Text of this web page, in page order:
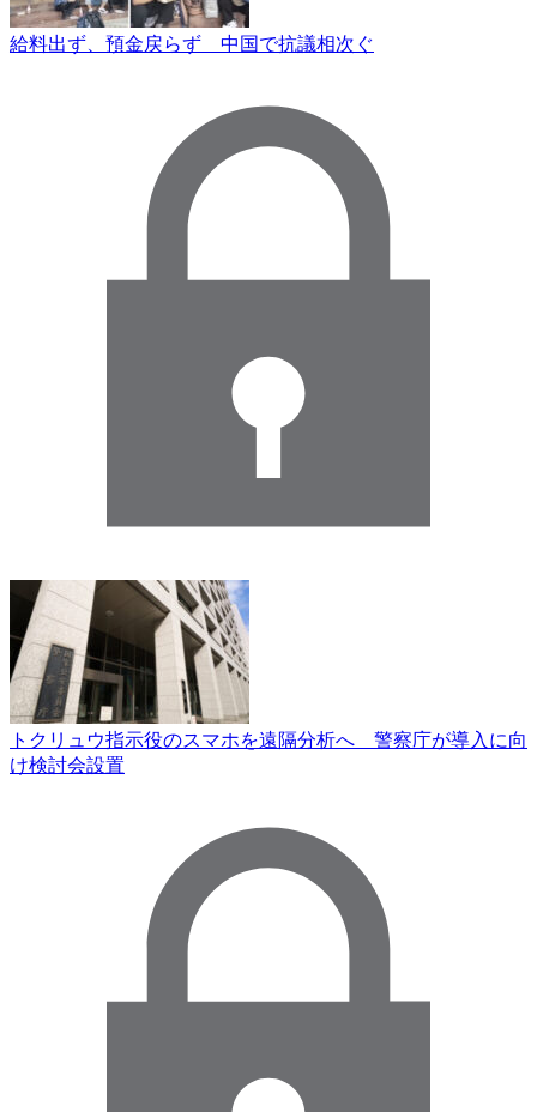
給料出ず、預金戻らず 中国で抗議相次ぐ
トクリュウ指示役のスマホを遠隔分析へ 警察庁が導入に向
け検討会設置